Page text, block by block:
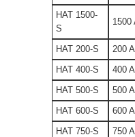
HAT 1500-
S
1500
HAT 200-S
200 A
HAT 400-S
400 A
HAT 500-S
500 A
HAT 600-S
600 A
HAT 750-S
750 A